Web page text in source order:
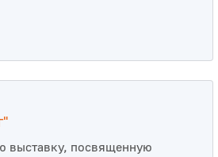
выставку, посвященную